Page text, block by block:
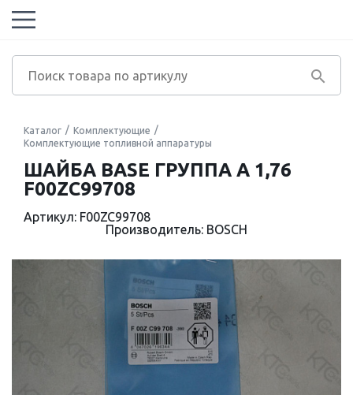
Каталог
Комплектующие
Комплектующие топливной аппаратуры
ШАЙБА BASE ГРУППА A 1,76
F00ZC99708
Артикул: F00ZC99708
Производитель: BOSCH